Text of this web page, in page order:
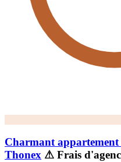
Charmant appartement
Thonex ⚠ Frais